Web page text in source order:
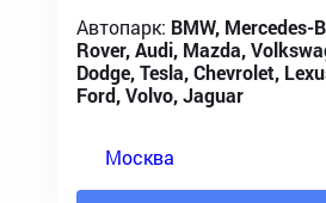
Автопарк: BMW, Mercedes-
Rover, Audi, Mazda,
Dodge, Tesla, Chevrolet,
Ford, Volvo, Jaguar
Москва